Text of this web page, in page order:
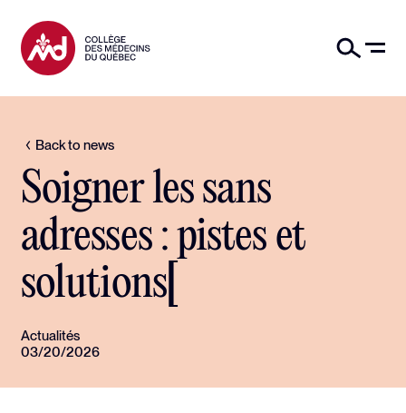
Back to news
Soigner les sans
adresses : pistes et
solutions[
Actualités
03/20/2026